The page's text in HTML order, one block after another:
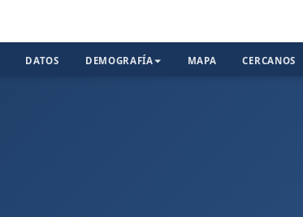
DATOS DEMOGRAFÍA MAPA CERCANOS